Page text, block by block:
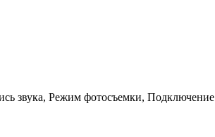
звука, Режим фотосъемки, Подключение